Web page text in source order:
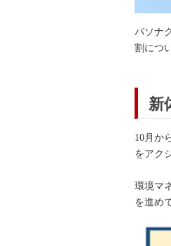
パソナ
割につ
新
10月か
をアク
環境マ
を進め